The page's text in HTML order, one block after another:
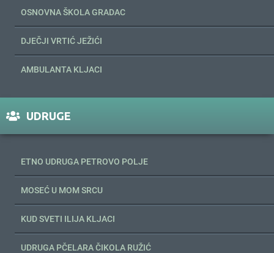
OSNOVNA ŠKOLA GRADAC
DJEČJI VRTIĆ JEŽIĆI
AMBULANTA KLJACI
UDRUGE
ETNO UDRUGA PETROVO POLJE
MOSEĆ U MOM SRCU
KUD SVETI ILIJA KLJACI
UDRUGA PČELARA ČIKOLA RUŽIĆ